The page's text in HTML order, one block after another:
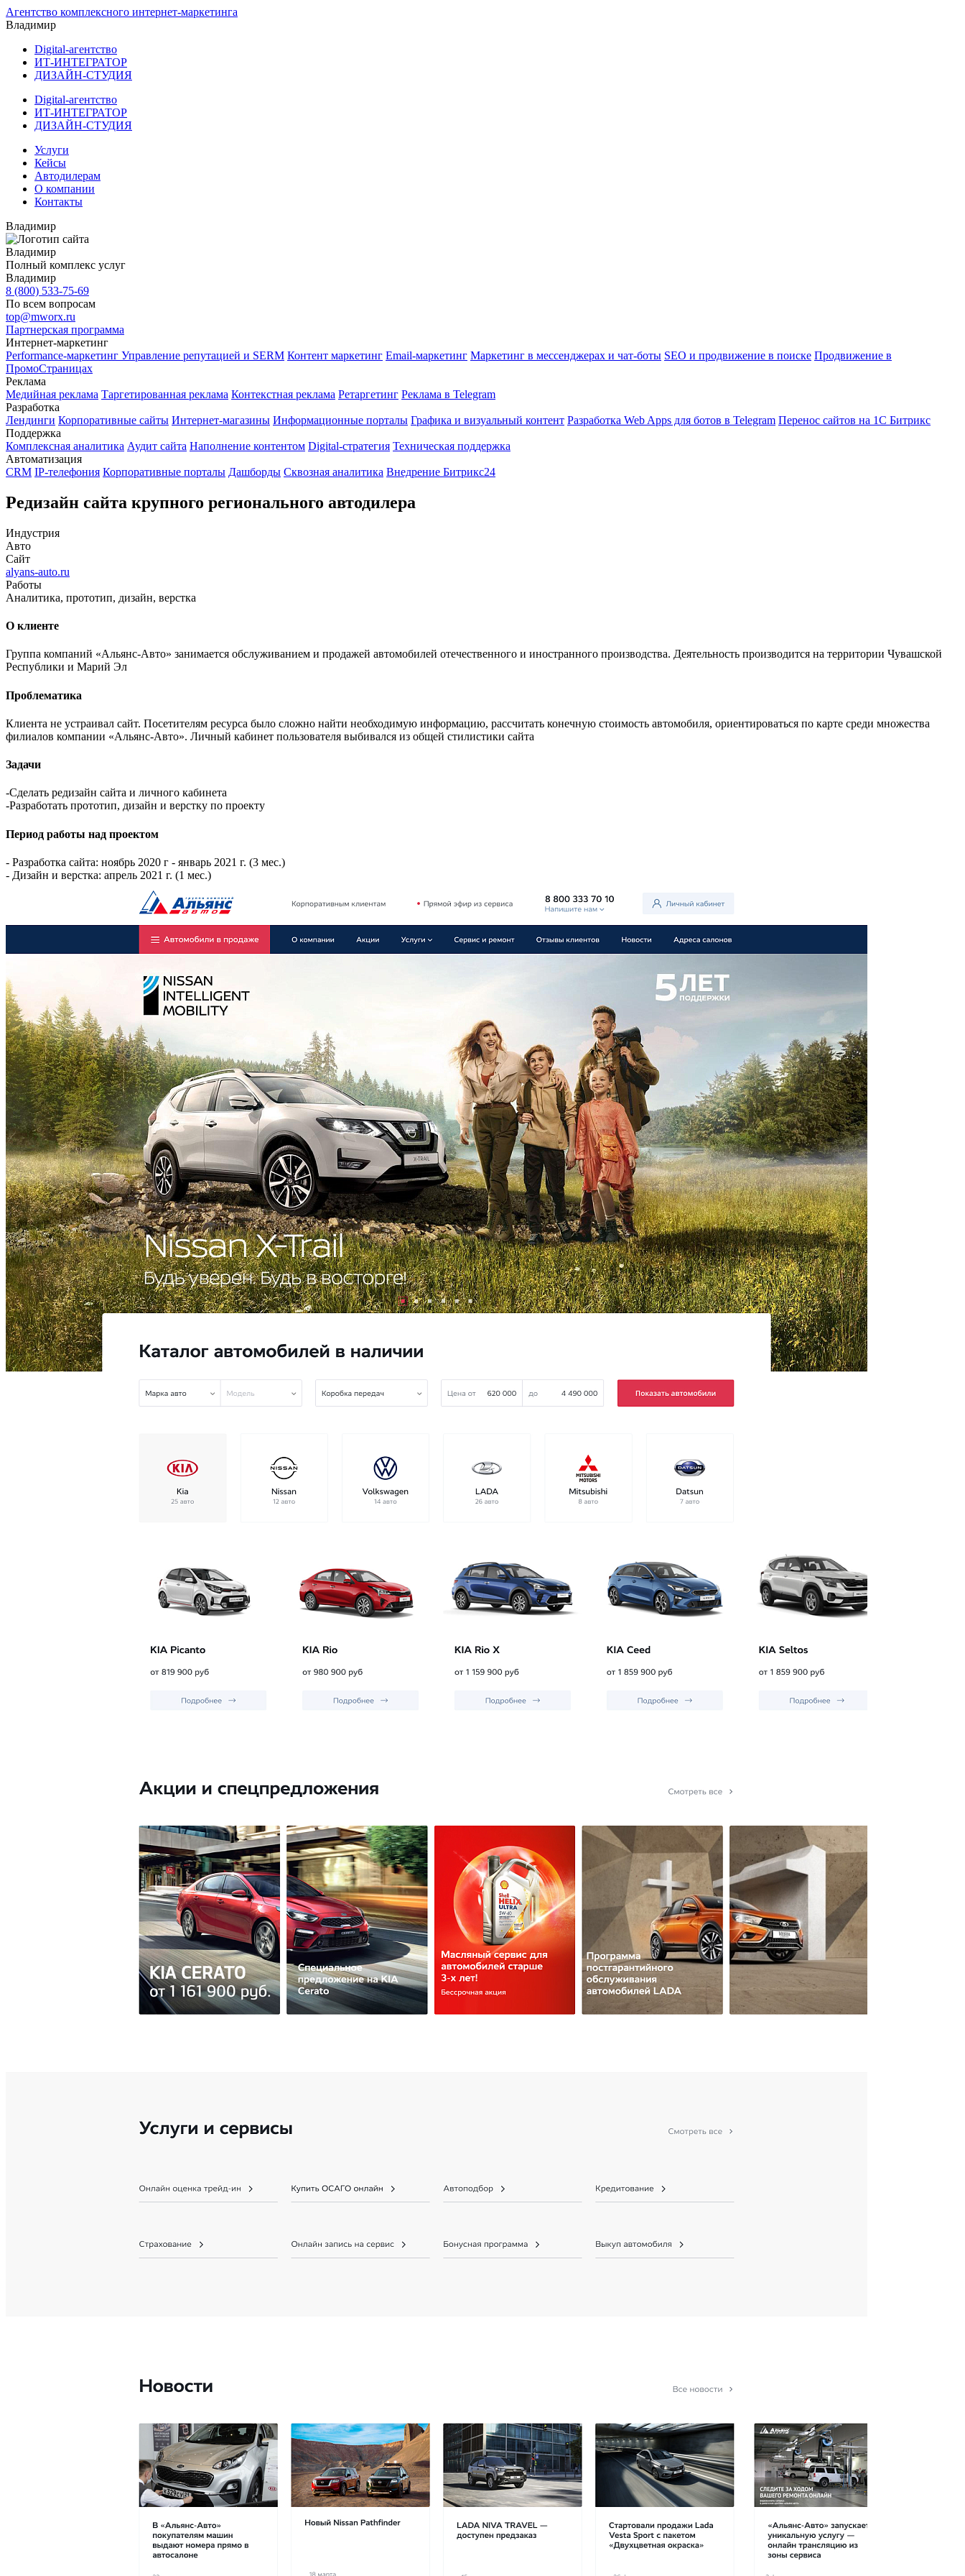
Агентство комплексного интернет-маркетинга
Владимир
Digital-агентство
ИТ-ИНТЕГРАТОР
ДИЗАЙН-СТУДИЯ
Digital-агентство
ИТ-ИНТЕГРАТОР
ДИЗАЙН-СТУДИЯ
Услуги
Кейсы
Автодилерам
О компании
Контакты
Владимир
Владимир
Полный комплекс услуг
Владимир
8 (800) 533-75-69
По всем вопросам
top@mworx.ru
Партнерская программа
Интернет-маркетинг
Performance-маркетинг Управление репутацией и SERM Контент маркетинг Email-маркетинг Маркетинг в мессенджерах и чат-боты SEO и продвижение в поиске Продвижение в
ПромоСтраницах
Реклама
Медийная реклама Таргетированная реклама Контекстная реклама Ретаргетинг Реклама в Telegram
Разработка
Лендинги Корпоративные сайты Интернет-магазины Информационные порталы Графика и визуальный контент Разработка Web Apps для ботов в Telegram Перенос сайтов на 1С Битрикс
Поддержка
Комплексная аналитика Аудит сайта Наполнение контентом Digital-стратегия Техническая поддержка
Автоматизация
CRM IP-телефония Корпоративные порталы Дашборды Сквозная аналитика Внедрение Битрикс24
Редизайн сайта крупного регионального автодилера
Индустрия
Авто
Сайт
alyans-auto.ru
Работы
Аналитика, прототип, дизайн, верстка
О клиенте
Группа компаний «Альянс-Авто» занимается обслуживанием и продажей автомобилей отечественного и иностранного производства. Деятельность производится на территории Чувашской
Республики и Марий Эл
Проблематика
Клиента не устраивал сайт. Посетителям ресурса было сложно найти необходимую информацию, рассчитать конечную стоимость автомобиля, ориентироваться по карте среди множества
филиалов компании «Альянс-Авто». Личный кабинет пользователя выбивался из общей стилистики сайта
Задачи
-Сделать редизайн сайта и личного кабинета
-Разработать прототип, дизайн и верстку по проекту
Период работы над проектом
- Разработка сайта: ноябрь 2020 г - январь 2021 г. (3 мес.)
- Дизайн и верстка: апрель 2021 г. (1 мес.)